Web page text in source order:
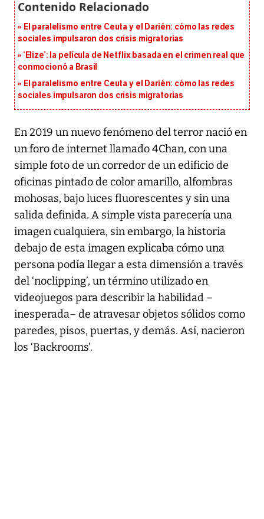
El paralelismo entre Ceuta y el Darién: cómo las redes
sociales impulsaron dos crisis migratorias
‘Elize’: la película de Netflix basada en el crimen real que
conmocionó a Brasil
El paralelismo entre Ceuta y el Darién: cómo las redes
sociales impulsaron dos crisis migratorias
En 2019 un nuevo fenómeno del terror nació en
un foro de internet llamado 4Chan, con una
simple foto de un corredor de un edificio de
oficinas pintado de color amarillo, alfombras
mohosas, bajo luces fluorescentes y sin una
salida definida. A simple vista parecería una
imagen cualquiera, sin embargo, la historia
debajo de esta imagen explicaba cómo una
persona podía llegar a esta dimensión a través
del ‘noclipping’, un término utilizado en
videojuegos para describir la habilidad –
inesperada– de atravesar objetos sólidos como
paredes, pisos, puertas, y demás. Así, nacieron
los ‘Backrooms’.